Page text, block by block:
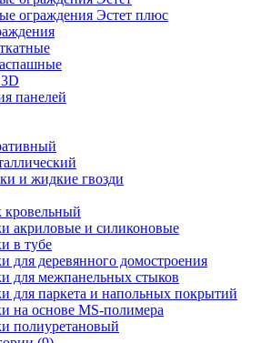
ограждения Эстет плюс
панелей
и жидкие гвозди
кровельный
акриловые и силиконовые
в тубе
для деревянного домостроения
для межпанельных стыков
для паркета и напольных покрытий
на основе MS-полимера
полиуретановый